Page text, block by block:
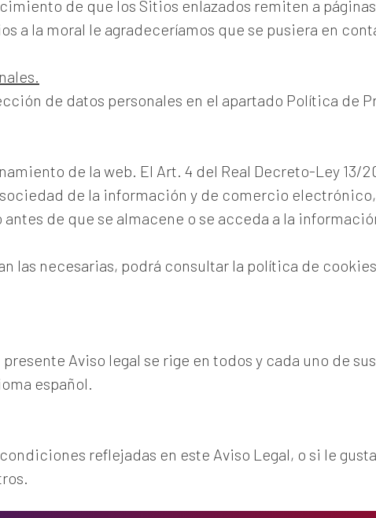
de que los Sitios enlazados remiten a
a la moral le agradeceríamos que se pusiera en
de datos personales en el apartado Política de
de la web. El Art. 4 del Real Decreto-Ley 13/
de la información y de comercio
de que se almacene o se acceda a la
las necesarias, podrá consultar la política de
Aviso legal se rige en todos y cada uno de
español.
reflejadas en este Aviso Legal, o si le